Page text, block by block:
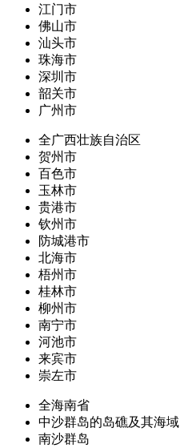
江门市
佛山市
汕头市
珠海市
深圳市
韶关市
广州市
全广西壮族自治区
贺州市
百色市
玉林市
贵港市
钦州市
防城港市
北海市
梧州市
桂林市
柳州市
南宁市
河池市
来宾市
崇左市
全海南省
中沙群岛的岛礁及其海域
南沙群岛